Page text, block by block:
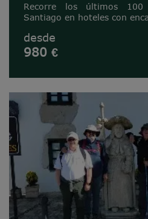
Recorre los últimos
Santiago en hoteles con
desde
980 €